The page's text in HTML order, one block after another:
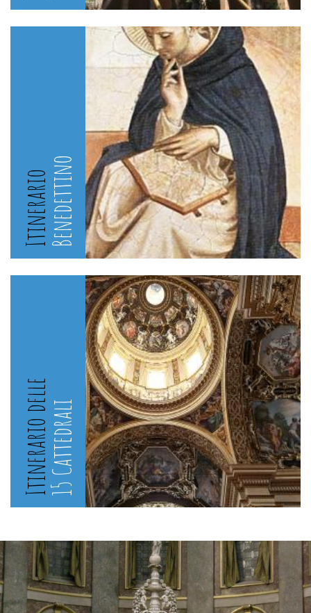
ItinerarioBenedettino
Itinerario delle15 Cattedrali